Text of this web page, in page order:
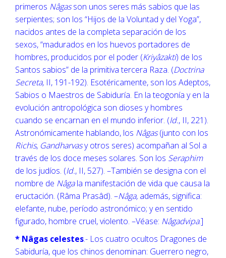
primeros Nâgasson unos seres más sabios que las
serpientes; son los “Hijos de la Voluntad y del Yoga”,
nacidos antes de la completa separación de los
sexos, “madurados en los huevos portadores de
hombres, producidos por el poder (Kriyâzakti) de los
Santos sabios” de la primitiva tercera Raza. (Doctrina
Secreta, II, 191-192). Esotéricamente, son los Adeptos,
Sabios o Maestros de Sabiduría. En la teogonía y en la
evolución antropológica son dioses y hombres
cuando se encarnan en el mundo inferior. (Id., II, 221).
Astronómicamente hablando, los Nâgas(junto con los
Richis, Gandharvasy otros seres) acompañan al Sol a
través de los doce meses solares. Son los Seraphim
de los judíos. (Id., II, 527). –También se designa con el
nombre de Nâgala manifestación de vida que causa la
eructación. (Râma Prasâd). –Nâga, además, significa:
elefante, nube, período astronómico; y en sentido
figurado, hombre cruel, violento. –Véase: Nâgadvipa.]
* Nâgas celestes.- Los cuatro ocultos Dragones de
Sabiduría, que los chinos denominan: Guerrero negro,